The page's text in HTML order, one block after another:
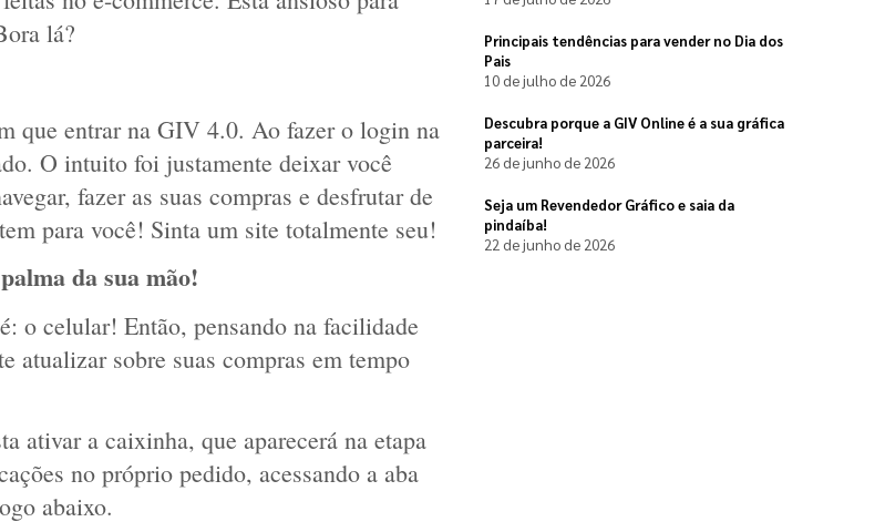
lá?
que entrar na GIV 4.0. Ao fazer o login na
O intuito foi justamente deixar você
fazer as suas compras e desfrutar de
para você! Sinta um site totalmente seu!
da sua mão!
o celular! Então, pensando na facilidade
atualizar sobre suas compras em tempo
ativar a caixinha, que aparecerá na etapa
no próprio pedido, acessando a aba
abaixo.
Principais tendências para vender no Dia dos
Pais
10 de julho de 2026
Descubra porque a GIV Online é a sua gráfica
parceira!
26 de junho de 2026
Seja um Revendedor Gráfico e saia da
pindaíba!
22 de junho de 2026